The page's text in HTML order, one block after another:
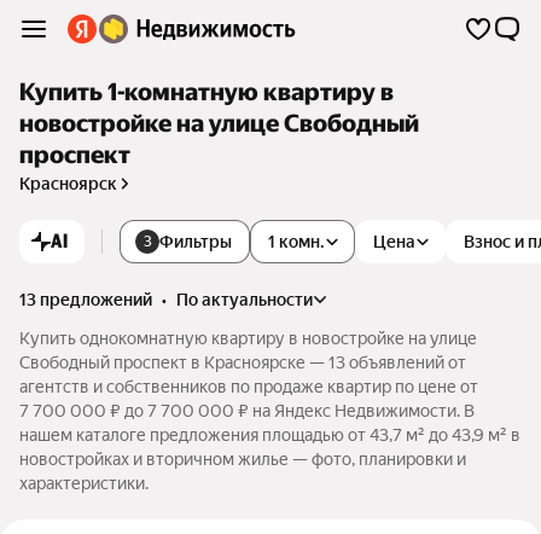
Купить 1-комнатную квартиру в
новостройке на улице Свободный
проспект
Красноярск
AI 3 Фильтры Цена Взнос и
1 комн.
13 предложений •
по актуальности
Купить однокомнатную квартиру в новостройке на улице
Свободный проспект в Красноярске — 13 объявлений от
агентств и собственников по продаже квартир по цене от
7 700 000 ₽ до 7 700 000 ₽ на Яндекс Недвижимости. В
нашем каталоге предложения площадью от 43,7 м² до 43,9 м² в
новостройках и вторичном жилье — фото, планировки и
характеристики.